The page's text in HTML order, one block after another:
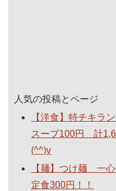
人気の投稿とページ
【洋食】特チキラ
スープ100円 計
(^^)v
【麺】つけ麺 一
定食300円！！